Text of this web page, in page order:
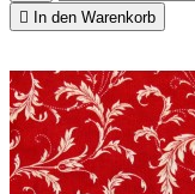

In den Warenkorb